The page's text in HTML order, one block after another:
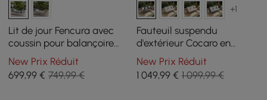
Lit de jour Fencura avec
coussin pour balançoire
extérieure
New Prix Réduit
699,99 € 749,99 €
+1
Fauteuil suspendu
d'extérieur Cocaro en
aluminium tressé corde
avec coussin gris
New Prix Réduit
1 049,99€ 1 099,99 €